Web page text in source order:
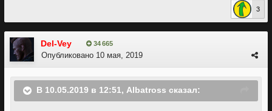
3
Del-Vey 34 665
Опубликовано 10 мая, 2019
В 10.05.2019 в 12:51, Albatross сказал: